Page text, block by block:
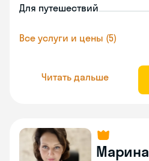
Для путешествий
Все услуги и цены (5)
Читать дальше
Марина